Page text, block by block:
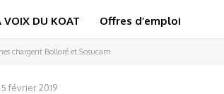
DU KOAT Offres d’emploi
chargent Bolloré et Sosucam
février 2019